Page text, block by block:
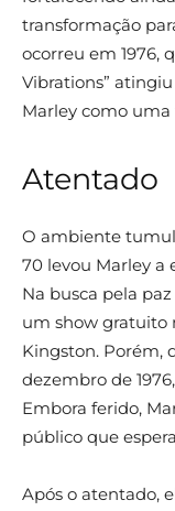
transformação
ocorreu em 1976,
Vibrations”
Marley como
Atentado
O ambiente
70 levou Marley a
Na busca pela
um show gratuito
Kingston. Porém,
dezembro de
Embora ferido,
público que
Após o atentado,